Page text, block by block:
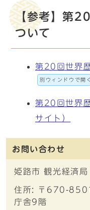
【参考】第
ついて
第20回世界
別ウィンドウで開く
第20回世界
サイト）
お問い合わせ
姫路市 観光経済
住所: 〒670-
庁舎9階